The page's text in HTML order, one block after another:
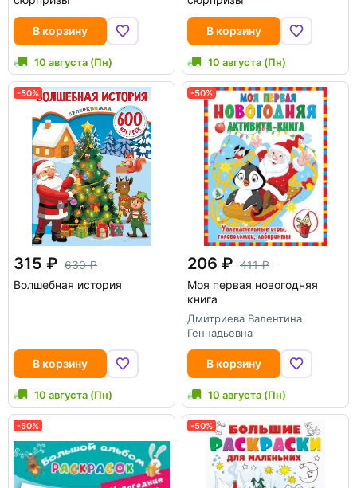
В корзину
10 августа (Пн)
В корзину
10 августа (Пн)
-50%
315
630
Волшебная история
В корзину
10 августа (Пн)
-50%
206
411
Моя первая новогодняя
книга
Дмитриева Валентина
Геннадьевна
В корзину
10 августа (Пн)
-50% -50%